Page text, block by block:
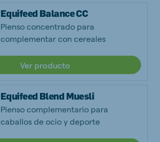
Equifeed Balance CC
Pienso concentrado para
complementar con cereales
Ver producto
Equifeed Blend Muesli
Pienso complementario para
caballos de ocio y deporte